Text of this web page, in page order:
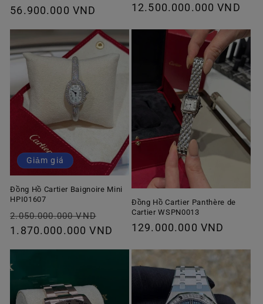
Giá
thường
56.900.000 VND
Giá
12.500.000.000 VND
Giảm giá
Đồng Hồ Cartier Baignoire Mini
HPI01607
Giá
thông
2.050.000.000 VND
ưu
1.870.000.000 VND
Đồng Hồ Cartier Panthère de
Cartier WSPN0013
Giá
thường
129.000.000 VND